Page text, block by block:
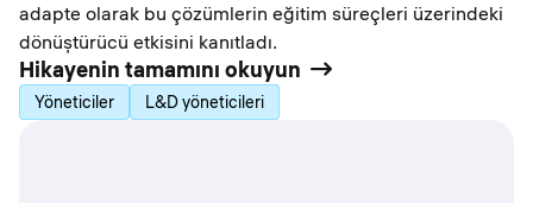
adapte olarak bu çözümlerin eğitim süreçleri üzerindeki
dönüştürücü etkisini kanıtladı.
Hikayenin tamamını okuyun
Yöneticiler L&D yöneticileri